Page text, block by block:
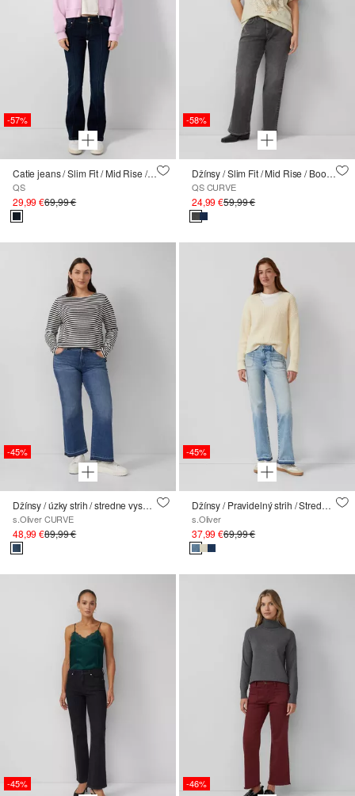
-57%
Catie jeans / Slim Fit / Mid Rise / Bootcut Leg
QS
29,99 €69,99 €
-58%
Džínsy / Slim Fit / Mid Rise / Bootcut Leg
QS CURVE
24,99 €59,99 €
-45%
Džínsy / úzky strih / stredne vysoký strih / rozšírené nohavice / otvorený spodný okraj
s.Oliver CURVE
48,99 €89,99 €
-45%
Džínsy / Pravidelný strih / Stredne vysoký strih / Rozšírené nohavice / Rozstrapkaný lem
s.Oliver
37,99 €69,99 €
-45% -46%